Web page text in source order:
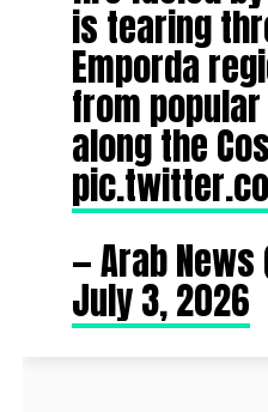
is tearing
Emporda
from
along the
— Arab
July 3, 2026